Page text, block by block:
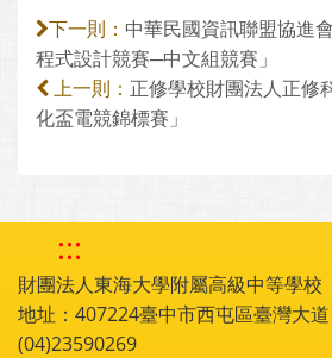
下一則： 中華民國資訊聯盟協進
程式設計競賽─中文組競賽」
上一則： 正修學校財團法人正修
化盃電競錦標賽」
:::
財團法人東海大學附屬高級中等學校
地址：407224臺中市西屯區臺灣大道
(04)23590269